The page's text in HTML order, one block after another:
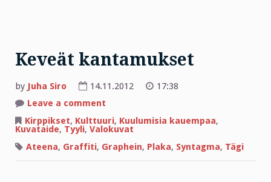
Keveät kantamukset
by Juha Siro 14.11.2012
17:38
Leave a comment
kantamukset
Kirppikset, Kulttuuri, Kuulumisia kauempaa,
Kuvataide, Tyyli, Valokuvat
Ateena, Graffiti, Graphein, Plaka, Syntagma, Tägi